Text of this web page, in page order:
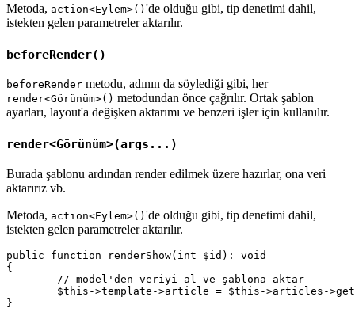
Metoda, action<Eylem>() 'de olduğu gibi, tip denetimi dahil,
istekten gelen parametreler aktarılır.
beforeRender()
beforeRender metodu, adının da söylediği gibi, her
render<Görünüm>() metodundan önce çağrılır. Ortak şablon
ayarları, layout'a değişken aktarımı ve benzeri işler için kullanılır.
render<Görünüm>(args...)
Burada şablonu ardından render edilmek üzere hazırlar, ona veri
aktarırız vb.
Metoda, action<Eylem>() 'de olduğu gibi, tip denetimi dahil,
istekten gelen parametreler aktarılır.
public function renderShow(int $id): void
{